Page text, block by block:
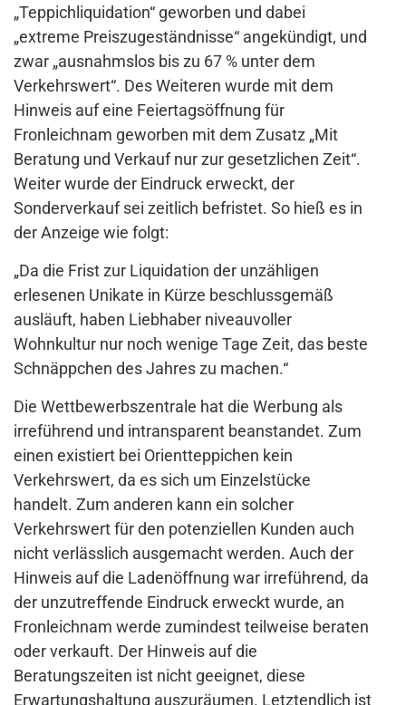
„Teppichliquidation“ geworben und dabei
„extreme Preiszugeständnisse“ angekündigt, und
zwar „ausnahmslos bis zu 67 % unter dem
Verkehrswert“. Des Weiteren wurde mit dem
Hinweis auf eine Feiertagsöffnung für
Fronleichnam geworben mit dem Zusatz „Mit
Beratung und Verkauf nur zur gesetzlichen Zeit“.
Weiter wurde der Eindruck erweckt, der
Sonderverkauf sei zeitlich befristet. So hieß es in
der Anzeige wie folgt:
„Da die Frist zur Liquidation der unzähligen
erlesenen Unikate in Kürze beschlussgemäß
ausläuft, haben Liebhaber niveauvoller
Wohnkultur nur noch wenige Tage Zeit, das beste
Schnäppchen des Jahres zu machen.“
Die Wettbewerbszentrale hat die Werbung als
irreführend und intransparent beanstandet. Zum
einen existiert bei Orientteppichen kein
Verkehrswert, da es sich um Einzelstücke
handelt. Zum anderen kann ein solcher
Verkehrswert für den potenziellen Kunden auch
nicht verlässlich ausgemacht werden. Auch der
Hinweis auf die Ladenöffnung war irreführend, da
der unzutreffende Eindruck erweckt wurde, an
Fronleichnam werde zumindest teilweise beraten
oder verkauft. Der Hinweis auf die
Beratungszeiten ist nicht geeignet, diese
Erwartungshaltung auszuräumen. Letztendlich ist